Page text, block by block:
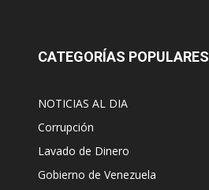
CATEGORÍAS POPULARES
NOTICIAS AL DIA
Corrupción
Lavado de Dinero
Gobierno de Venezuela